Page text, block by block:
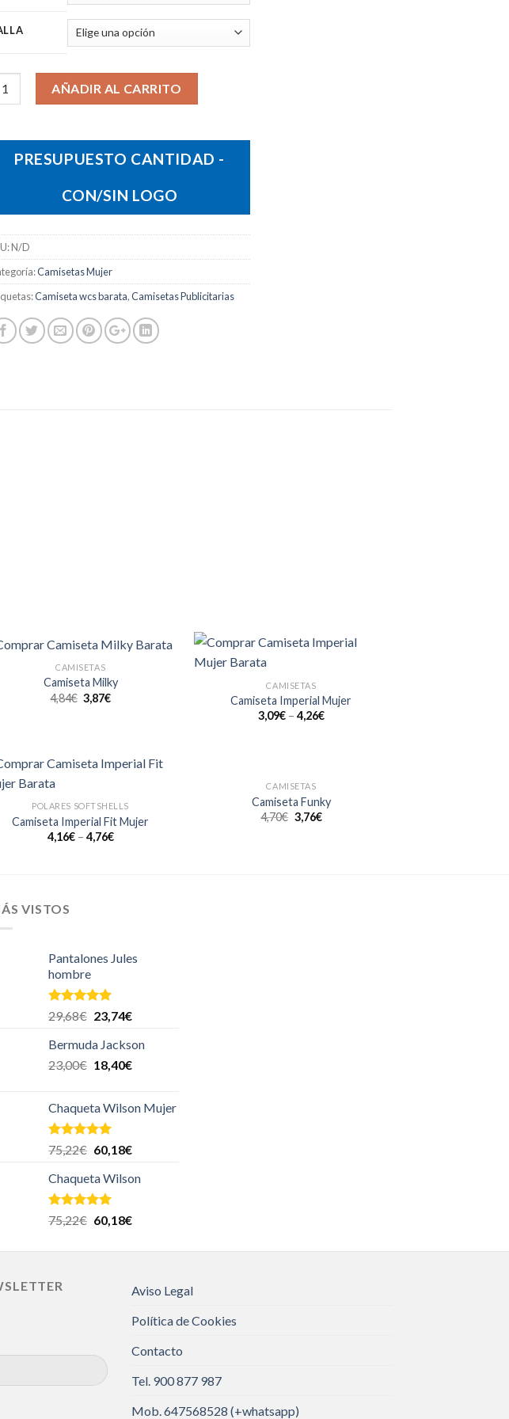
WCS 150 cantidad
AÑADIR AL CARRITO
PRESUPUESTO CANTIDAD -
CON/SIN LOGO
N/D
Camisetas Mujer
Camiseta wcs barata,Camisetas Publicitarias
CAMISETAS
Camiseta Milky
4,84€ 3,87€
lista de
CAMISETAS
Camiseta Imperial Mujer
3,09€– 4,26€
lista de
deseos
POLARES SOFTSHELLS
Camiseta Imperial Fit Mujer
4,16€– 4,76€
CAMISETAS
Camiseta Funky
4,70€ 3,76€
VISTOS
Pantalones Jules
hombre
Valorado en
5.00
29,68€ 23,74€
Bermuda Jackson
23,00€ 18,40€
Chaqueta Wilson Mujer
Valorado en
5.00
75,22€ 60,18€
Chaqueta Wilson
Valorado en
5.00
75,22€ 60,18€
Aviso Legal
Política de Cookies
Contacto
Tel. 900 877 987
Mob. 647568528 (+whatsapp)